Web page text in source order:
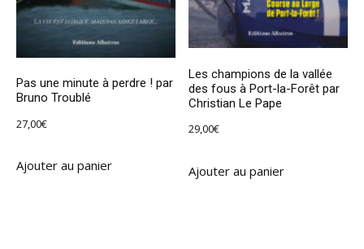
Pas une minute à perdre ! par
Bruno Troublé
27,00€
Ajouter au panier
Les champions de la vallée
des fous à Port-la-Forêt par
Christian Le Pape
29,00€
Ajouter au panier